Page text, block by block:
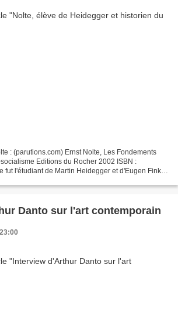
: (parutions.com) Ernst Nolte, Les Fondements
Editions du Rocher 2002 ISBN :
fut l'étudiant de Martin Heidegger et d'Eugen Fink
Danto sur l'art contemporain